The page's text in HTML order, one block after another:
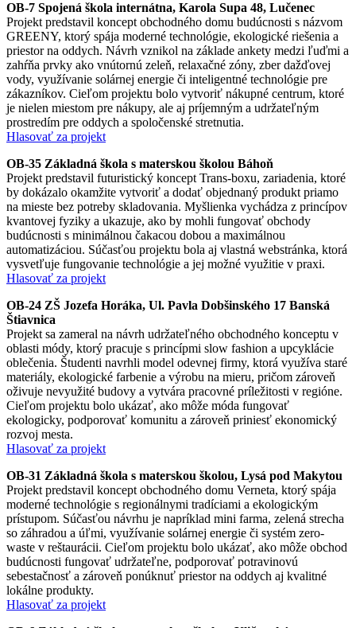
OB-7 Spojená škola internátna, Karola Supa 48, Lučenec
Projekt predstavil koncept obchodného domu budúcnosti s názvom
GREENY, ktorý spája moderné technológie, ekologické riešenia a
priestor na oddych. Návrh vznikol na základe ankety medzi ľuďmi a
zahŕňa prvky ako vnútornú zeleň, relaxačné zóny, zber dažďovej
vody, využívanie solárnej energie či inteligentné technológie pre
zákazníkov. Cieľom projektu bolo vytvoriť nákupné centrum, ktoré
je nielen miestom pre nákupy, ale aj príjemným a udržateľným
prostredím pre oddych a spoločenské stretnutia.
Hlasovať za projekt
OB-35 Základná škola s materskou školou Báhoň
Projekt predstavil futuristický koncept Trans-boxu, zariadenia, ktoré
by dokázalo okamžite vytvoriť a dodať objednaný produkt priamo
na mieste bez potreby skladovania. Myšlienka vychádza z princípov
kvantovej fyziky a ukazuje, ako by mohli fungovať obchody
budúcnosti s minimálnou čakacou dobou a maximálnou
automatizáciou. Súčasťou projektu bola aj vlastná webstránka, ktorá
vysvetľuje fungovanie technológie a jej možné využitie v praxi.
Hlasovať za projekt
OB-24 ZŠ Jozefa Horáka, Ul. Pavla Dobšinského 17 Banská
Štiavnica
Projekt sa zameral na návrh udržateľného obchodného konceptu v
oblasti módy, ktorý pracuje s princípmi slow fashion a upcyklácie
oblečenia. Študenti navrhli model odevnej firmy, ktorá využíva staré
materiály, ekologické farbenie a výrobu na mieru, pričom zároveň
oživuje nevyužité budovy a vytvára pracovné príležitosti v regióne.
Cieľom projektu bolo ukázať, ako môže móda fungovať
ekologicky, podporovať komunitu a zároveň priniesť ekonomický
rozvoj mesta.
Hlasovať za projekt
OB-31 Základná škola s materskou školou, Lysá pod Makytou
Projekt predstavil koncept obchodného domu Verneta, ktorý spája
moderné technológie s regionálnymi tradíciami a ekologickým
prístupom. Súčasťou návrhu je napríklad mini farma, zelená strecha
so záhradou a úľmi, využívanie solárnej energie či systém zero-
waste v reštaurácii. Cieľom projektu bolo ukázať, ako môže obchod
budúcnosti fungovať udržateľne, podporovať potravinovú
sebestačnosť a zároveň ponúknuť priestor na oddych aj kvalitné
lokálne produkty.
Hlasovať za projekt